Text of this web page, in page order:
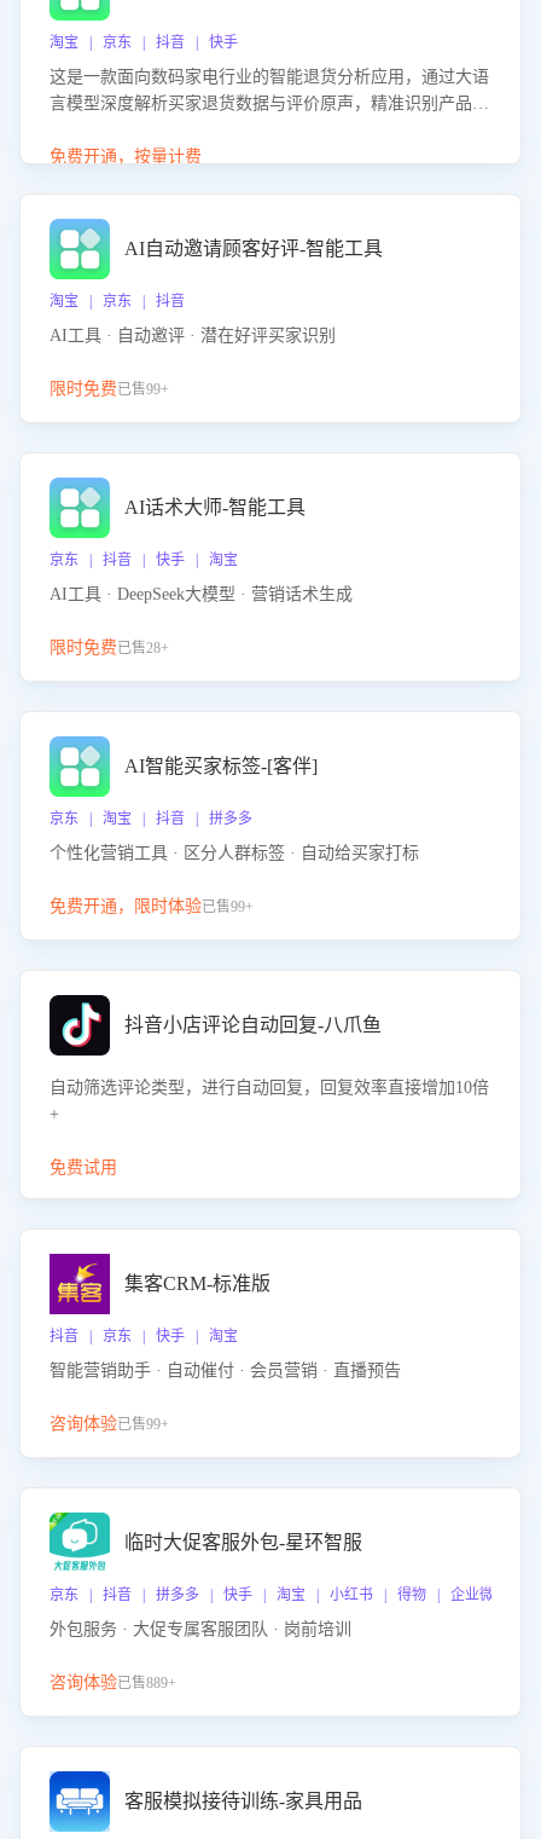
淘宝 | 京东 | 抖音 | 快手
这是一款面向数码家电行业的智能退货分析应用，通过大语
言模型深度解析买家退货数据与评价原声，精准识别产品质
改进建议，通过挖掘用户痛点驱动产品迭代，从根本上降低
免费开通，按量计费
AI自动邀请顾客好评-智能工具
淘宝 | 京东 | 抖音
AI工具 · 自动邀评 · 潜在好评买家识别
限时免费已售99+
AI话术大师-智能工具
京东 | 抖音 | 快手 | 淘宝
AI工具 · DeepSeek大模型 · 营销话术生成
限时免费已售28+
AI智能买家标签-[客伴]
京东 | 淘宝 | 抖音 | 拼多多
个性化营销工具 · 区分人群标签 · 自动给买家打标
免费开通，限时体验已售99+
抖音小店评论自动回复-八爪鱼
自动筛选评论类型，进行自动回复，回复效率直接增加10倍
+
免费试用
集客CRM-标准版
抖音 | 京东 | 快手 | 淘宝
智能营销助手 · 自动催付 · 会员营销 · 直播预告
咨询体验已售99+
临时大促客服外包-星环智服
京东 | 抖音 | 拼多多 | 快手 | 淘宝 | 小红书 | 得物 | 企业微信
外包服务 · 大促专属客服团队 · 岗前培训
咨询体验已售889+
客服模拟接待训练-家具用品